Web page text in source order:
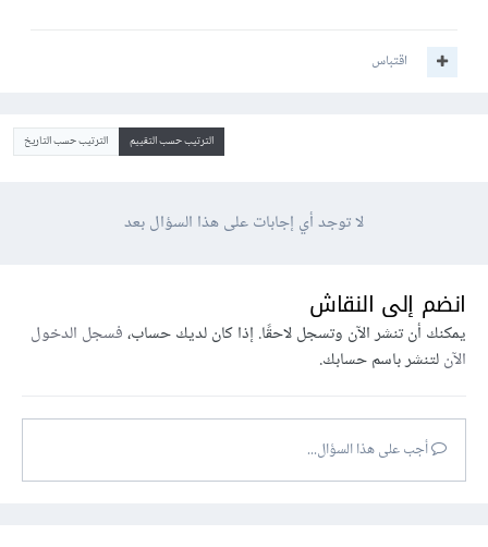
اقتباس
الترتيب حسب التقييم الترتيب حسب التاريخ
لا توجد أي إجابات على هذا السؤال بعد
انضم إلى النقاش
يمكنك أن تنشر الآن وتسجل لاحقًا. إذا كان لديك حساب،فسجل الدخول
الآنلتنشر باسم حسابك.
أجب على هذا السؤال...